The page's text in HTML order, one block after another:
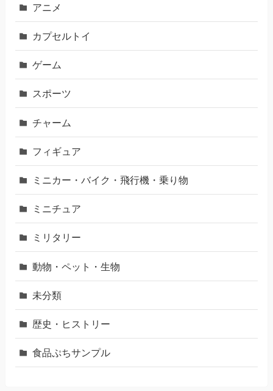
アニメ
カプセルトイ
ゲーム
スポーツ
チャーム
フィギュア
ミニカー・バイク・飛行機・乗り物
ミニチュア
ミリタリー
動物・ペット・生物
未分類
歴史・ヒストリー
食品ぷちサンプル